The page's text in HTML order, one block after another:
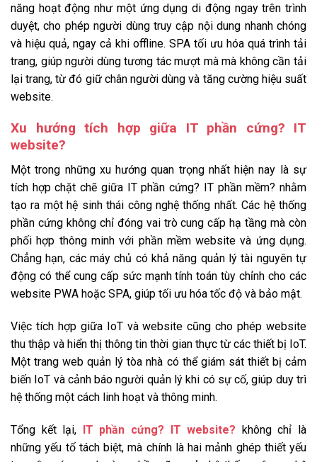
năng hoạt động như một ứng dụng di động ngay trên trình
duyệt, cho phép người dùng truy cập nội dung nhanh chóng
và hiệu quả, ngay cả khi offline. SPA tối ưu hóa quá trình tải
trang, giúp người dùng tương tác mượt mà mà không cần tải
lại trang, từ đó giữ chân người dùng và tăng cường hiệu suất
website.
Xu hướng tích hợp giữa IT phần cứng? IT
website?
Một trong những xu hướng quan trọng nhất hiện nay là sự
tích hợp chặt chẽ giữa IT phần cứng? IT phần mềm? nhằm
tạo ra một hệ sinh thái công nghệ thống nhất. Các hệ thống
phần cứng không chỉ đóng vai trò cung cấp hạ tầng mà còn
phối hợp thông minh với phần mềm website và ứng dụng.
Chẳng hạn, các máy chủ có khả năng quản lý tài nguyên tự
động có thể cung cấp sức mạnh tính toán tùy chỉnh cho các
website PWA hoặc SPA, giúp tối ưu hóa tốc độ và bảo mật.
Việc tích hợp giữa IoT và website cũng cho phép website
thu thập và hiển thị thông tin thời gian thực từ các thiết bị IoT.
Một trang web quản lý tòa nhà có thể giám sát thiết bị cảm
biến IoT và cảnh báo người quản lý khi có sự cố, giúp duy trì
hệ thống một cách linh hoạt và thông minh.
Tổng kết lại, IT phần cứng? IT website? không chỉ là
những yếu tố tách biệt, mà chính là hai mảnh ghép thiết yếu